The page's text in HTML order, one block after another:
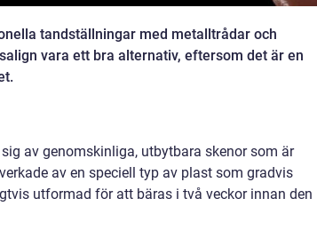
tandställningar med metalltrådar och
vara ett bra alternativ, eftersom det är en
av genomskinliga, utbytbara skenor som är
av en speciell typ av plast som gradvis
utformad för att bäras i två veckor innan den